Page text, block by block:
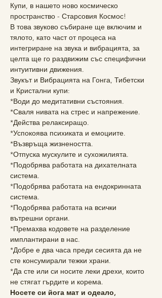
Купи, в нашето ново космическо
пространство - Старсовия Космос!
В това звуково събиране ще включим и
тялото, като част от процеса на
интегриране на звука и вибрацията, за
целта ще го раздвижим със специфични
интуитивни движения.
Звукът и Вибрацията на Гонга, Тибетски
и Кристални купи:
*Води до медитативни състояния.
*Сваля нивата на стрес и напрежение.
*Действа релаксиращо.
*Успокоява психиката и емоциите.
*Възвръща жизнеността.
*Отпуска мускулите и сухожилията.
*Подобрява работата на дихателната
система.
*Подобрява работата на ендокринната
система.
*Подобрява работата на всички
вътрешни органи.
*Премахва кодовете на разделение
имплантирани в нас.
*Добре е два часа преди сесията да не
сте консумирали тежки храни.
*Да сте или си носите леки дрехи, които
не стягат гърдите и корема.
Носете си йога мат и одеало,